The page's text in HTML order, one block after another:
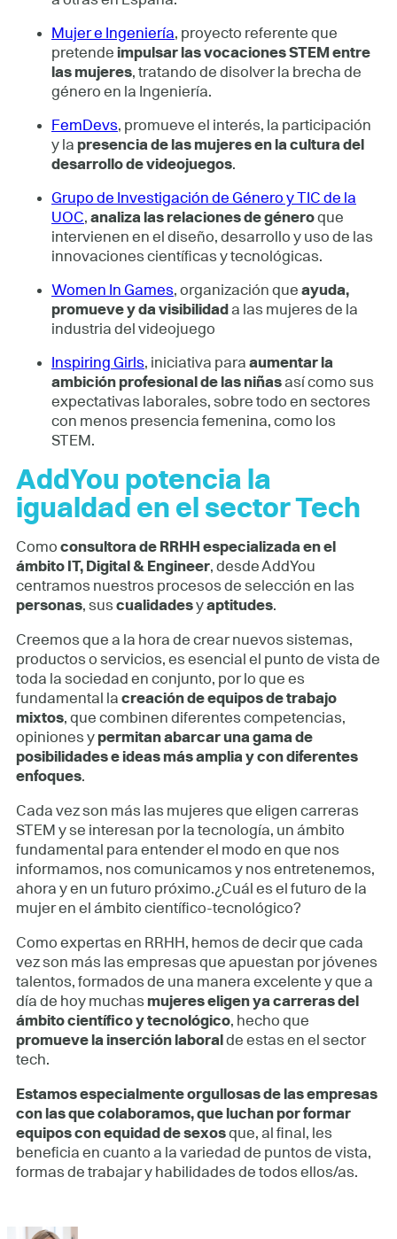
Mujer e Ingeniería, proyecto referente que
pretende impulsar las vocaciones STEM entre
las mujeres, tratando de disolver la brecha de
género en la Ingeniería.
FemDevs, promueve el interés, la participación
y la presencia de las mujeres en la cultura del
desarrollo de videojuegos.
Grupo de Investigación de Género y TIC de la
UOC, analiza las relaciones de géneroque
intervienen en el diseño, desarrollo y uso de las
innovaciones científicas y tecnológicas.
Women In Games, organización que ayuda,
promueve y da visibilidad a las mujeres de la
industria del videojuego
Inspiring Girls, iniciativa para aumentar la
ambición profesional de las niñasasí como sus
expectativas laborales, sobre todo en sectores
con menos presencia femenina, como los
STEM.
AddYou potencia la
igualdad en el sector Tech
Como consultora de RRHH especializada en el
ámbito IT, Digital & Engineer, desde AddYou
centramos nuestros procesos de selección en las
personas, sus cualidadesyaptitudes.
Creemos que a la hora de crear nuevos sistemas,
productos o servicios, es esencial el punto de vista de
toda la sociedad en conjunto, por lo que es
fundamental la creación de equipos de trabajo
mixtos, que combinen diferentes competencias,
opiniones ypermitan abarcar una gama de
posibilidades e ideas más amplia y con diferentes
enfoques.
Cada vez son más las mujeres que eligen carreras
STEM y se interesan por la tecnología, un ámbito
fundamental para entender el modo en que nos
informamos, nos comunicamos y nos entretenemos,
ahora y en un futuro próximo.¿Cuál es el futuro de la
mujer en el ámbito científico-tecnológico?
Como expertas en RRHH, hemos de decir que cada
vez son más las empresas que apuestan por jóvenes
talentos, formados de una manera excelente y que a
día de hoy muchas mujeres eligen ya carreras del
ámbito científico y tecnológico, hecho que
promueve la inserción laboral de estas en el sector
tech.
Estamos especialmente orgullosas de las empresas
con las que colaboramos, que luchan por formar
equipos con equidad de sexosque, al final, les
beneficia en cuanto a la variedad de puntos de vista,
formas de trabajar y habilidades de todos ellos/as.